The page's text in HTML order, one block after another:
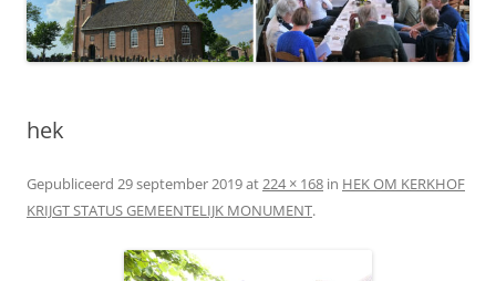
hek
Gepubliceerd 29 september 2019at224 × 168 in HEK OM KERKHOF
KRIJGT STATUS GEMEENTELIJK MONUMENT.